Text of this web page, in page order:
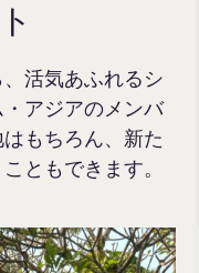
活気あふれるシ
アジアのメンバ
もちろん、新た
ともできます。